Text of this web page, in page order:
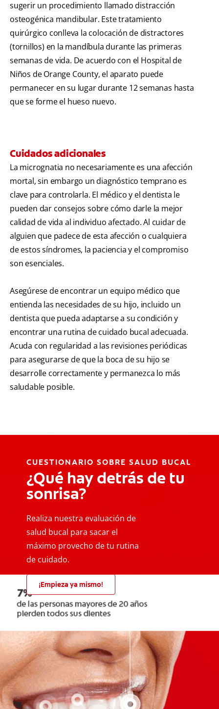
sugerir un procedimiento llamado distracción
osteogénica mandibular. Este tratamiento
quirúrgico conlleva la colocación de distractores
(tornillos) en la mandíbula durante las primeras
semanas de vida. De acuerdo con el Hospital de
Niños de Orange County, el aparato puede
permanecer en su lugar durante 12 semanas hasta
que se forme el hueso nuevo.
Cuidados adicionales
La micrognatia no necesariamente es una afección
mortal, sin embargo un diagnóstico temprano es
clave para controlarla. El médico y el dentista le
pueden dar consejos sobre cómo darle la mejor
calidad de vida al individuo afectado. Al cuidar de
alguien que padece de esta afección o cualquiera
de estos síndromes, la paciencia y el compromiso
son esenciales.
Asegúrese de encontrar un equipo médico que
entienda las necesidades de su hijo, incluido un
dentista que pueda adaptarse a su condición y
encontrar una rutina de cuidado bucal adecuada.
Acuda con regularidad a las revisiones periódicas
para asegurarse de que la boca de su hijo se
desarrolle correctamente y permanezca lo más
saludable posible.
CUESTIONARIO SOBRE SALUD BUCAL
¿Qué hay detrás de tu
sonrisa?
Realiza nuestra evaluación de
salud bucal para sacar el
máximo provecho de tu rutina
de cuidado.
¡Empieza ya mismo!